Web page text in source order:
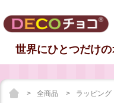
世界にひとつだけ
全商品 ラッピング